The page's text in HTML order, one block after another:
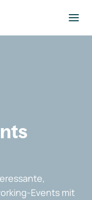
Events mit